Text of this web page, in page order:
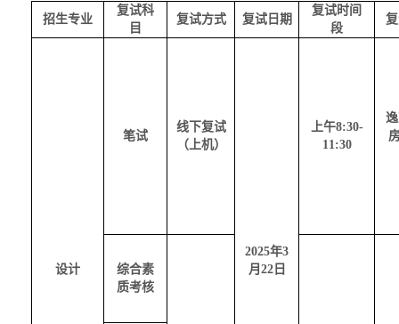
招生专业
复试科
目
复试方式 复试日期
复试时间
段
设计
笔试
线下复试
（上机）
2025年3
月22日
上午8:30-
11:30
综合素
质考核